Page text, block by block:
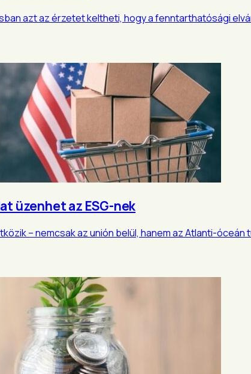
azt az érzetet keltheti, hogy a fenntarthatósági
üzenhet az ESG-nek
– nemcsak az unión belül, hanem az Atlanti-óceán